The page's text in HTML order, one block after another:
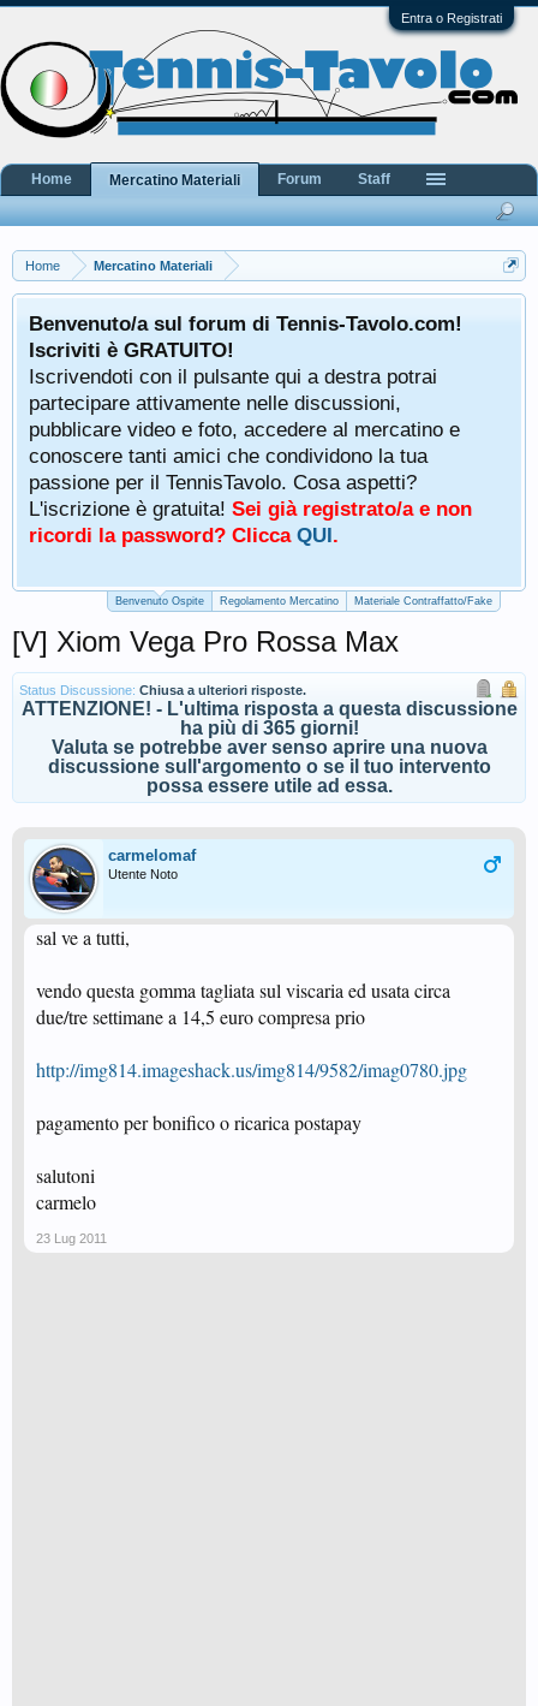
Entra o Registrati
Home Mercatino Materiali
Benvenuto/a sul forum di Tennis-Tavolo.com!
Iscriviti è GRATUITO!
Iscrivendoti con il pulsante qui a destra potrai
partecipare attivamente nelle discussioni,
pubblicare video e foto, accedere al mercatino e
conoscere tanti amici che condividono la tua
passione per il TennisTavolo. Cosa aspetti?
L'iscrizione è gratuita! Sei già registrato/a e non
ricordi la password? Clicca QUI.
Benvenuto Ospite Regolamento Mercatino Materiale Contraffatto/Fake
[V] Xiom Vega Pro Rossa Max
Status Discussione: Chiusa a ulteriori risposte.
ATTENZIONE! - L'ultima risposta a questa discussione
ha più di 365 giorni!
Valuta se potrebbe aver senso aprire una nuova
discussione sull'argomento o se il tuo intervento
possa essere utile ad essa.
carmelomaf
Utente Noto
sal ve a tutti,
vendo questa gomma tagliata sul viscaria ed usata circa
due/tre settimane a 14,5 euro compresa prio
http://img814.imageshack.us/img814/9582/imag0780.jpg
pagamento per bonifico o ricarica postapay
salutoni
carmelo
23 Lug 2011
Home Mercatino Materiali Forum Staff